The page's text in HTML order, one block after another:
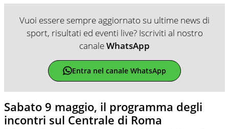
Vuoi essere sempre aggiornato su ultime news di
sport, risultati ed eventi live? Iscriviti al nostro
canaleWhatsApp
Entra nel canale WhatsApp
Sabato 9 maggio, il programma degli
incontri sul Centrale di Roma